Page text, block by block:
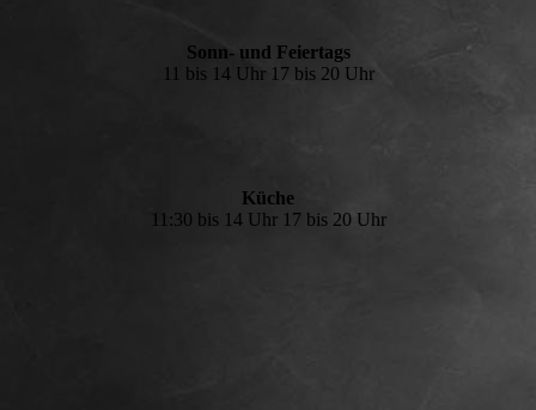
Sonn- und Feiertags
11 bis 14 Uhr 17 bis 20 Uhr
Küche
11:30 bis 14 Uhr 17 bis 20 Uhr